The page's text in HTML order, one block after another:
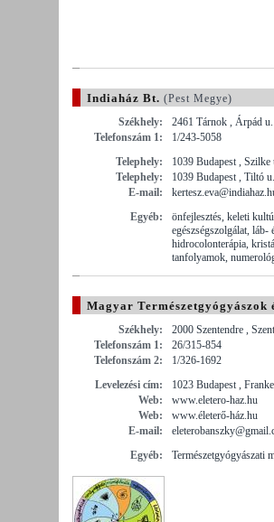
Indiaház Bt. (Pest Megye)
Székhely:
2461 Tárnok , Árpád u.
Telefonszám 1:
1/243-5058
Telephely:
1039 Budapest , Szilke
Telephely:
1039 Budapest , Tiltó
E-mail:
Egyéb:
önfejlesztés, keleti
egészségszolgálat, láb-
hidrocolonterápia,
tanfolyamok,
Magyar Természetgyógyászok
Székhely:
2000 Szentendre ,
Telefonszám 1:
26/315-854
Telefonszám 2:
1/326-1692
Levelezési cím:
1023 Budapest ,
Web:
www.eletero-haz.hu
Web:
www.életerő-ház.hu
E-mail:
Egyéb:
Természetgyógyászati